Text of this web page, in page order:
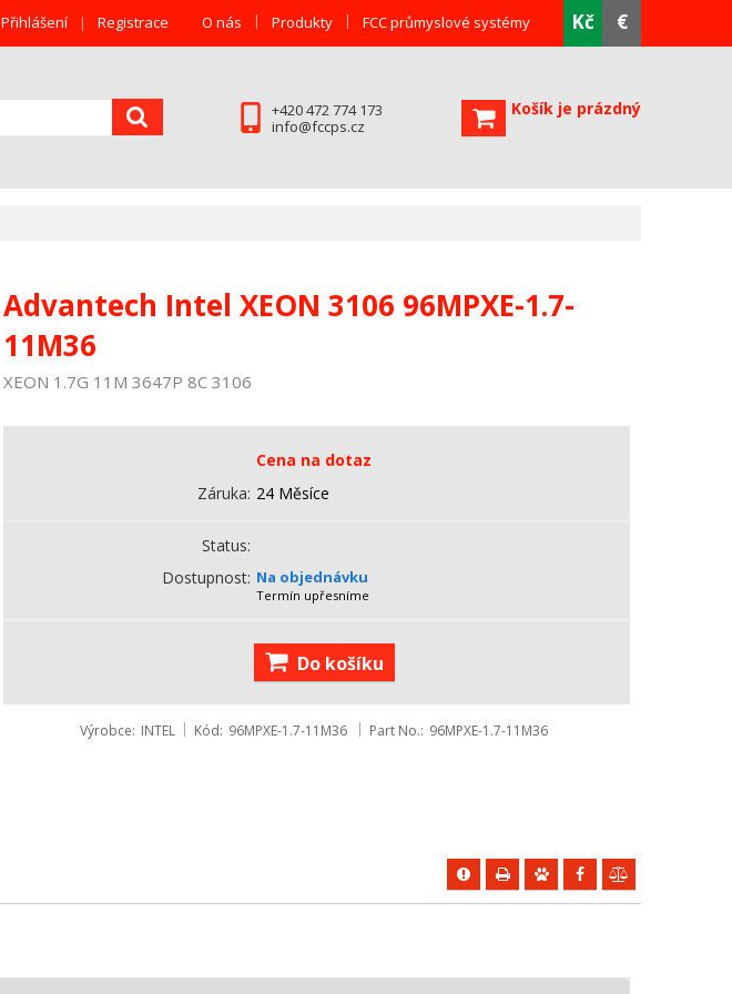
Kč €
O nás Produkty FCC průmyslové systémy
Přihlášení Registrace
Košík je prázdný
+420 472 774 173
info@fccps.cz
Advantech Intel XEON 3106 96MPXE-1.7-
11M36
XEON 1.7G 11M 3647P 8C 3106
Cena na dotaz
Záruka 24 Měsíce
Status
Dostupnost Na objednávku
Termín upřesníme
Do košíku
Výrobce INTEL Kód 96MPXE-1.7-11M36 Part No. 96MPXE-1.7-11M36